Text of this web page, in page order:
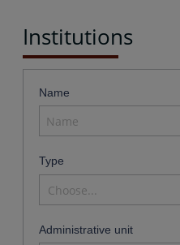
Institutions
Name
Type
Choose...
Administrative unit